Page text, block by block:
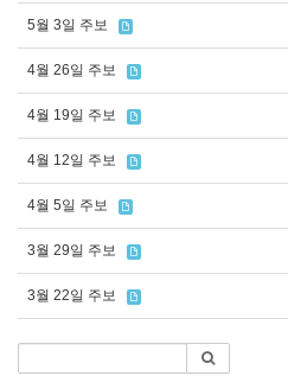
5월 3일 주보
4월 26일 주보
4월 19일 주보
4월 12일 주보
4월 5일 주보
3월 29일 주보
3월 22일 주보